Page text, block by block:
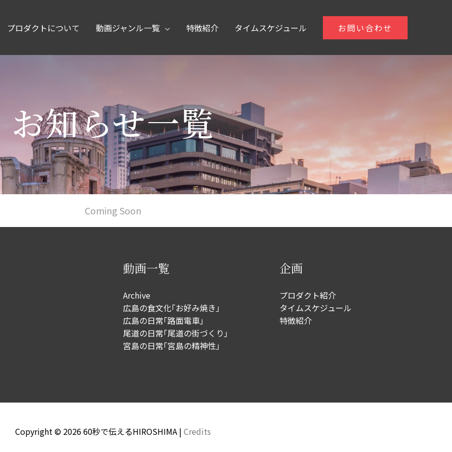
プロダクトについて 動画ジャンル一覧 特徴紹介 タイムスケジュール お問い合わせ
お知らせ一覧
Coming Soon
動画一覧
Archive
広島の食文化｢お好み焼き｣
広島の日常｢路面電車｣
尾道の日常｢尾道の街づくり｣
宮島の日常｢宮島の精神性｣
企画
プロダクト紹介
タイムスケジュール
特徴紹介
Copyright © 202660秒で伝えるHIROSHIMA | Credits